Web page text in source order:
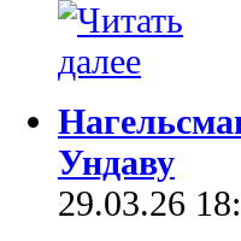
Ундаву
29.03.26